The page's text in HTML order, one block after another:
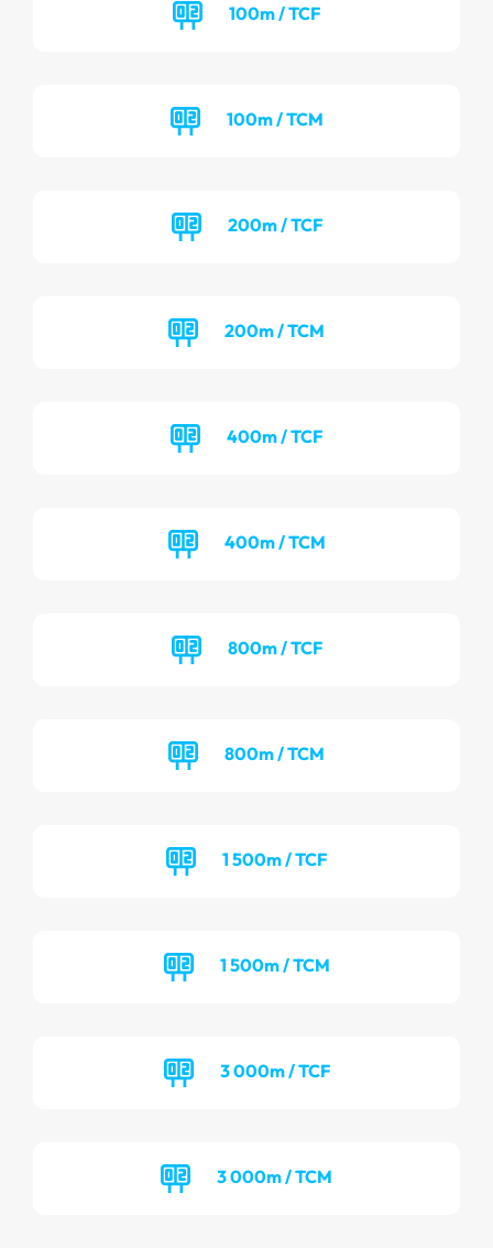
100m / TCF
100m / TCM
200m / TCF
200m / TCM
400m / TCF
400m / TCM
800m / TCF
800m / TCM
1 500m / TCF
1 500m / TCM
3 000m / TCF
3 000m / TCM